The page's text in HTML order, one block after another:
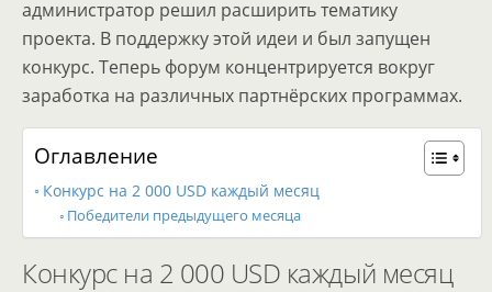
администратор решил расширить тематику
проекта. В поддержку этой идеи и был запущен
конкурс. Теперь форум концентрируется вокруг
заработка на различных партнёрских программах.
Оглавление
Конкурс на 2 000 USD каждый месяц
Победители предыдущего месяца
Конкурс на 2 000 USD каждый месяц